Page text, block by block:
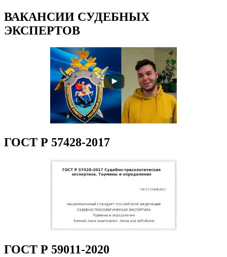
ВАКАНСИИ СУДЕБНЫХ
ЭКСПЕРТОВ
ГОСТ Р 57428-2017
ГОСТ Р 59011-2020